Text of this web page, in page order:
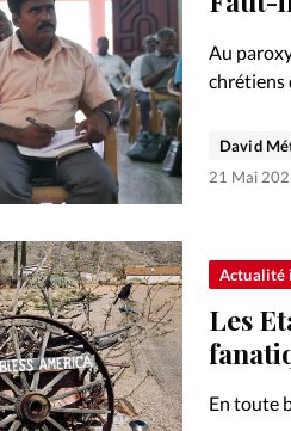
Au
chrétiens
David
21 Mai
Actualité
Les
En toute